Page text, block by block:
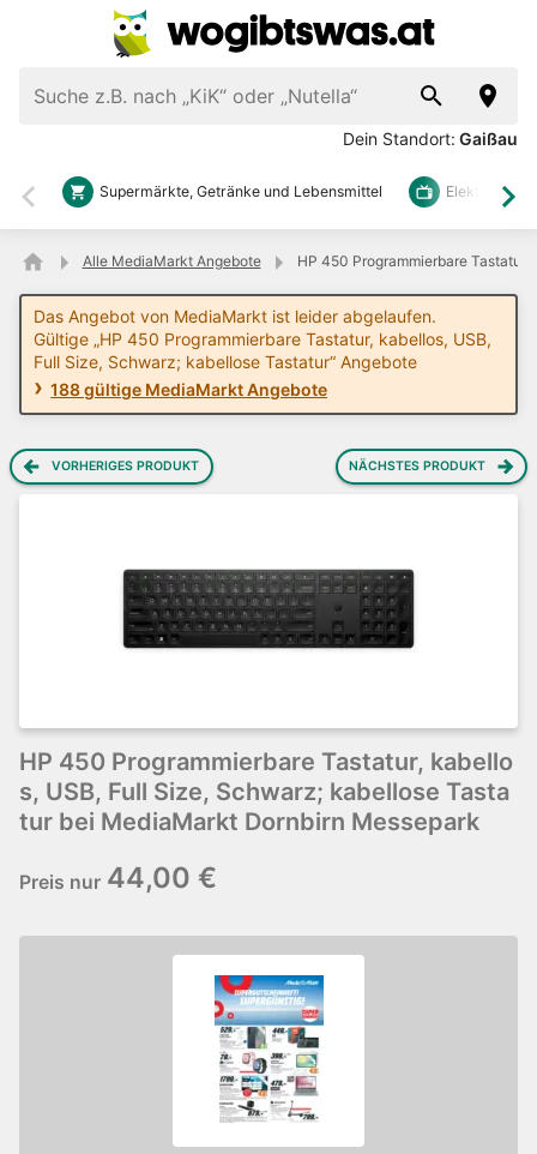
Dein Standort: Gaißau
Zurück
Supermärkte, Getränke und Lebensmittel Elektronik
Alle MediaMarkt Angebote HP 450 Programmierbare
Das Angebot von MediaMarkt ist leider abgelaufen.
Gültige „HP 450 Programmierbare Tastatur, kabellos, USB,
Full Size, Schwarz; kabellose Tastatur“ Angebote
188 gültige MediaMarkt Angebote
VORHERIGES PRODUKT NÄCHSTES PRODUKT
HP 450 Programmierbare Tastatur, kabello
s, USB, Full Size, Schwarz; kabellose Tasta
tur bei MediaMarkt Dornbirn Messepark
Preis nur 44,00 €